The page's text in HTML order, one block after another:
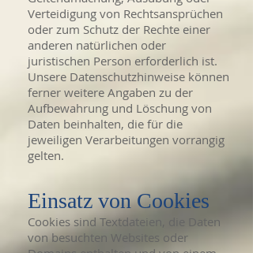
Verteidigung von Rechtsansprüchen
oder zum Schutz der Rechte einer
anderen natürlichen oder
juristischen Person erforderlich ist.
Unsere Datenschutzhinweise können
ferner weitere Angaben zu der
Aufbewahrung und Löschung von
Daten beinhalten, die für die
jeweiligen Verarbeitungen vorrangig
gelten.
Einsatz von Cookies
Cookies sind Textdateien, die Daten
von besuchten Websites oder